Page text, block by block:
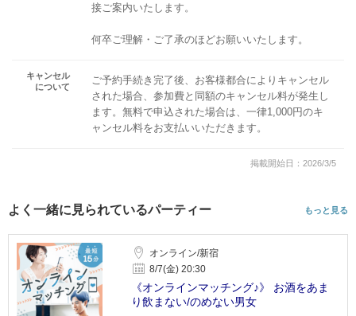
接ご案内いたします。
何卒ご理解・ご了承のほどお願いいたします。
キャンセル
について
ご予約手続き完了後、お客様都合によりキャンセル
された場合、参加費と同額のキャンセル料が発生し
ます。無料で申込された場合は、一律1,000円のキ
ャンセル料をお支払いいただきます。
掲載開始日：2026/3/5
よく一緒に見られているパーティー もっと見る
オンライン/新宿
8/7(金) 20:30
《オンラインマッチング♪》 お酒をあま
り飲まない/のめない男女